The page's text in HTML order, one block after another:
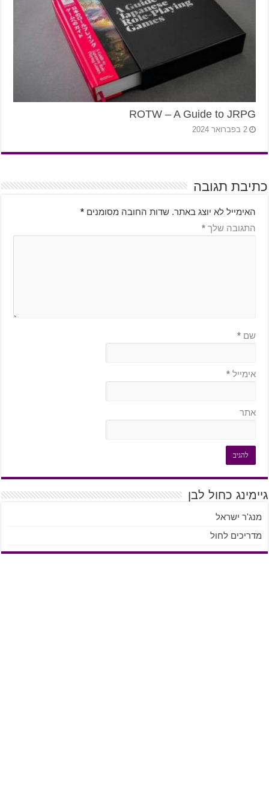
ROTW – A Guide to JRPG
2 בפברואר 2024
כתיבת תגובה
האימייל לא יוצג באתר. שדות החובה מסומנים *
התגובה שלך *
שם *
אימייל *
אתר
גיימינג כחול לבן
מנג'ר ישראל
מדריכים לחול